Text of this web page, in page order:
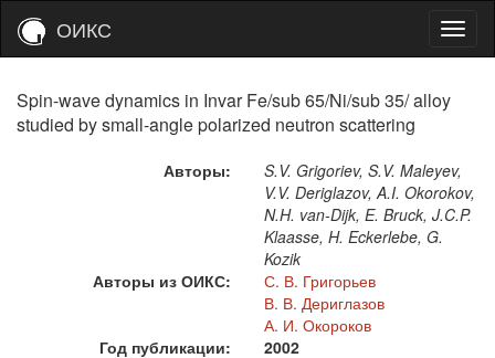
ОИКС
Spin-wave dynamics in Invar Fe/sub 65/Ni/sub 35/ alloy
studied by small-angle polarized neutron scattering
Авторы:
S.V. Grigoriev, S.V. Maleyev,
V.V. Deriglazov, A.I. Okorokov,
N.H. van-Dijk, E. Bruck, J.C.P.
Klaasse, H. Eckerlebe, G.
Kozik
Авторы из ОИКС:
С. В. Григорьев
В. В. Дериглазов
А. И. Окороков
Год публикации:
2002